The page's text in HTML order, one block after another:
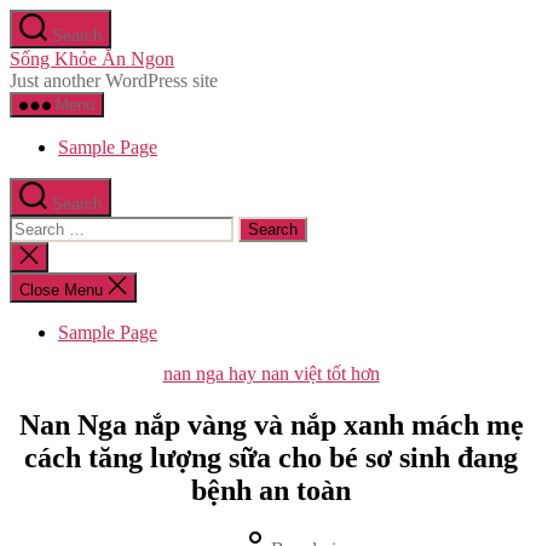
Skip
to
the
content
Search
Sống Khỏe Ăn Ngon
Just another WordPress site
Menu
Sample Page
Search
Search
for:
Close
search
Close Menu
Sample Page
Categories
nan nga hay nan việt tốt hơn
Nan Nga nắp vàng và nắp xanh mách mẹ
cách tăng lượng sữa cho bé sơ sinh đang
bệnh an toàn
Post